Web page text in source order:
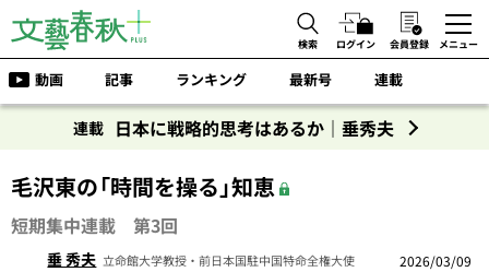
検索 ログイン 会員登録 メニュー
動画 記事 ランキング 最新号 連載
連載 日本に戦略的思考はあるか｜垂秀夫
毛沢東の「時間を操る」知恵
短期集中連載 第3回
垂 秀夫 立命館大学教授・前日本国駐中国特命全権大使 2026/03/09